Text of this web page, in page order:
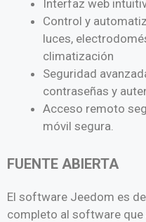
Interfaz web
Control y
luces,
climatización
Seguridad
contraseñas y
Acceso remoto
móvil segura.
FUENTE ABIERTA
El software Jeedom es
completo al software